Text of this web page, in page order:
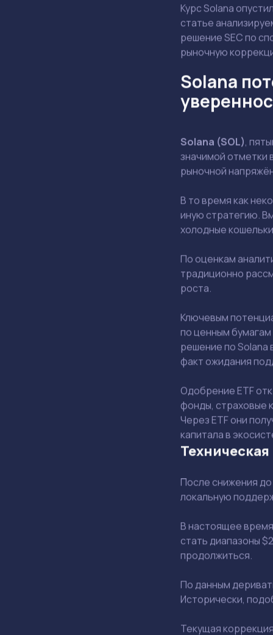
Курс Solana
статье
решение SEC по
рыночную
Solana
Solana (SOL),
значимой отметки
рыночной
В то время как
иную стратегию.
холодные
По оценкам
традиционно
роста.
Ключевым
по ценным
решение по
факт ожидания
Одобрение ETF
фонды, страховые
Через ETF они
капитала в
После снижения до
локальную
В настоящее
стать диапазоны
продолжиться.
По данным
Исторически,
Текущая